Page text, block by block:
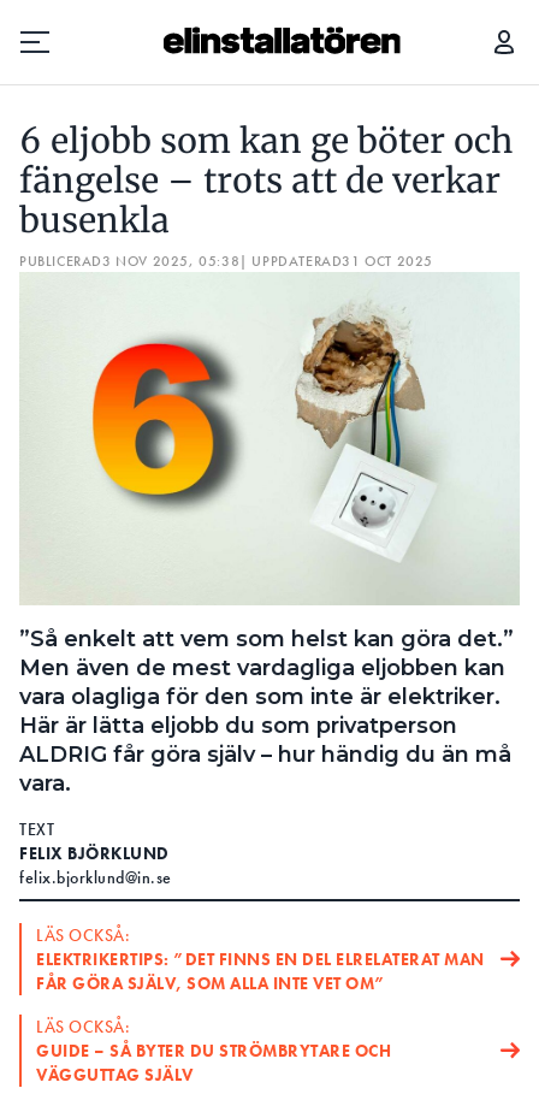
Prenumerera
Hantera prenumeration
Annonsera
Läs E-tidningen
Om tidningen
SEARCH
6 eljobb som kan ge böter och
fängelse – trots att de verkar
busenkla
PUBLICERAD3 NOV 2025, 05:38| UPPDATERAD31 OCT 2025
”Så enkelt att vem som helst kan göra det.”
Men även de mest vardagliga eljobben kan
vara olagliga för den som inte är elektriker.
Här är lätta eljobb du som privatperson
ALDRIG får göra själv – hur händig du än må
vara.
TEXT
FELIX BJÖRKLUND
felix.bjorklund@in.se
LÄS OCKSÅ:
ELEKTRIKERTIPS: ”DET FINNS EN DEL ELRELATERAT MAN
FÅR GÖRA SJÄLV, SOM ALLA INTE VET OM”
LÄS OCKSÅ:
GUIDE – SÅ BYTER DU STRÖMBRYTARE OCH
VÄGGUTTAG SJÄLV